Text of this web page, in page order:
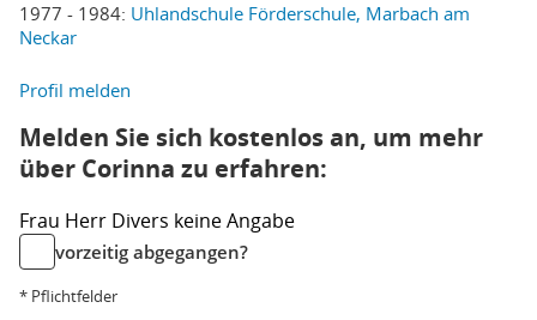
1977 - 1984: Uhlandschule Förderschule, Marbach am
Neckar
Profil melden
Melden Sie sich kostenlos an, um mehr
über Corinna zu erfahren:
Frau Herr Divers keine Angabe
vorzeitig abgegangen?
* Pflichtfelder